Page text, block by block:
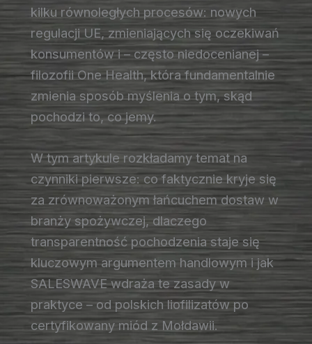
kilku równoległych procesów: nowych
regulacji UE, zmieniających się oczekiwań
konsumentów i – często niedocenianej –
filozofii One Health, która fundamentalnie
zmienia sposób myślenia o tym, skąd
pochodzi to, co jemy.
W tym artykule rozkładamy temat na
czynniki pierwsze: co faktycznie kryje się
za zrównoważonym łańcuchem dostaw w
branży spożywczej, dlaczego
transparentność pochodzenia staje się
kluczowym argumentem handlowym i jak
SALESWAVE wdraża te zasady w
praktyce – od polskich liofilizatów po
certyfikowany miód z Mołdawii.